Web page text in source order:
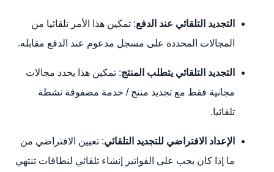
التجديد التلقائي عند الدفع: تمكين هذا الأمر تلقائيا من
المجالات المحددة على مسجل مدعوم عند الدفع مقابله.
التجديد التلقائي يتطلب المنتج: تمكين هذا يحدد مجالات
مجانية فقط مع تجديد منتج / خدمة مصفوفة نشطة
تلقائيا.
الإعداد الافتراضي للتجديد التلقائي: تعيين الافتراضي من
ما إذا كان يجب على الفواتير إنشاء تلقائي لنطاقات تنتهي